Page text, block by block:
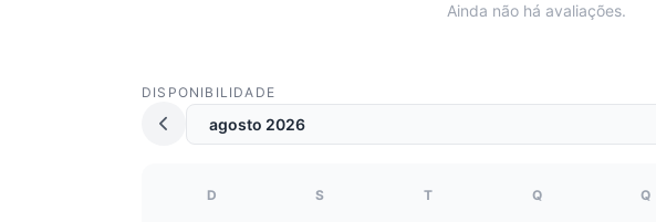
Ainda não há avaliações.
DISPONIBILIDADE
D S T Q Q